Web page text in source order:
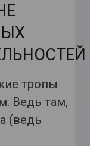
тропы
Ведь там,
(ведь